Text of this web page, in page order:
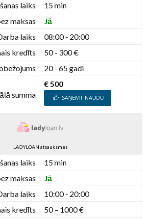
laiks
15 min
maksas
Jā
laiks
08:00 - 20:00
kredīts
50 - 300 €
20 - 65 gadi
summa
€ 500
SAŅEMT NAUDU
LADYLOAN atsauksmes
laiks
15 min
maksas
Jā
laiks
10:00 - 20:00
kredīts
50 – 1000 €